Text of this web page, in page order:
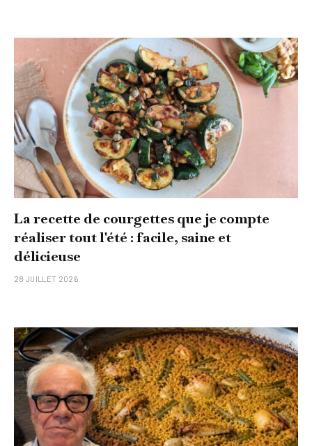
La recette de courgettes que je compte
réaliser tout l'été : facile, saine et
délicieuse
28 JUILLET 2026